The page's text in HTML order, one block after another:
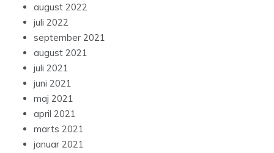
august 2022
juli 2022
september 2021
august 2021
juli 2021
juni 2021
maj 2021
april 2021
marts 2021
januar 2021